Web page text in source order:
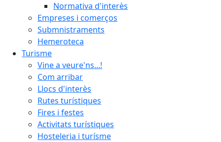
Normativa d'interès
Empreses i comerços
Submnistraments
Hemeroteca
Turisme
Vine a veure'ns...!
Com arribar
Llocs d'interès
Rutes turístiques
Fires i festes
Activitats turístiques
Hosteleria i turísme